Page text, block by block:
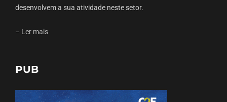
desenvolvem a sua atividade neste setor.
– Ler mais
PUB